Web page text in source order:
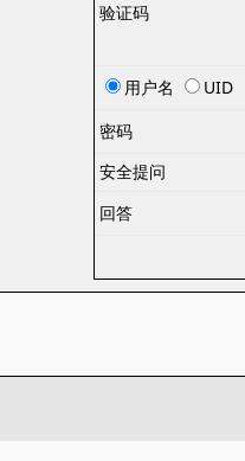
验证码
用户名
UID
密码
安全提问
回答